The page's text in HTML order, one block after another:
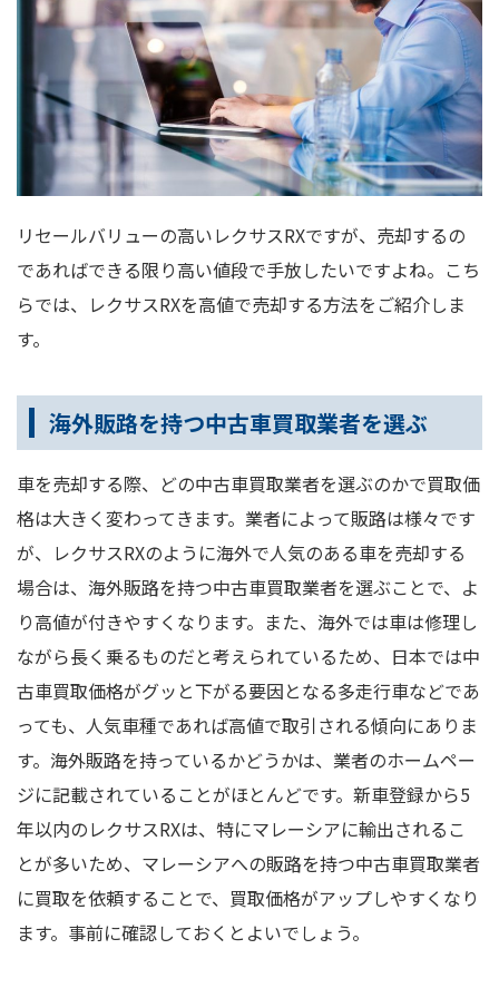
リセールバリューの高いレクサスRXですが、売却するの
であればできる限り高い値段で手放したいですよね。こち
らでは、レクサスRXを高値で売却する方法をご紹介しま
す。
海外販路を持つ中古車買取業者を選ぶ
車を売却する際、どの中古車買取業者を選ぶのかで買取価
格は大きく変わってきます。業者によって販路は様々です
が、レクサスRXのように海外で人気のある車を売却する
場合は、海外販路を持つ中古車買取業者を選ぶことで、よ
り高値が付きやすくなります。また、海外では車は修理し
ながら長く乗るものだと考えられているため、日本では中
古車買取価格がグッと下がる要因となる多走行車などであ
っても、人気車種であれば高値で取引される傾向にありま
す。海外販路を持っているかどうかは、業者のホームペー
ジに記載されていることがほとんどです。新車登録から5
年以内のレクサスRXは、特にマレーシアに輸出されるこ
とが多いため、マレーシアへの販路を持つ中古車買取業者
に買取を依頼することで、買取価格がアップしやすくなり
ます。事前に確認しておくとよいでしょう。